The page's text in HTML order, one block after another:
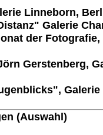
Linneborn,
Galerie
der
Gerstenberg,
(Auswahl)